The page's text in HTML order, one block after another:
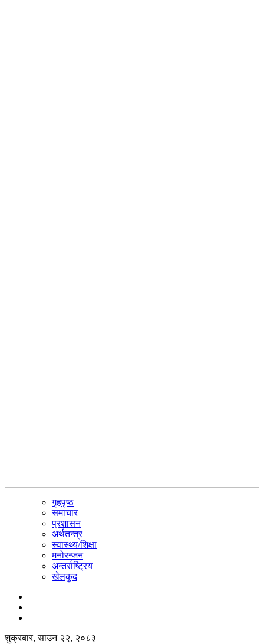
गृहपृष्ठ
समाचार
प्रशासन
अर्थतन्त्र
स्वास्थ्य/शिक्षा
मनोरन्जन
अन्तर्राष्ट्रिय
खेलकुद
शुक्रबार, साउन २२, २०८३